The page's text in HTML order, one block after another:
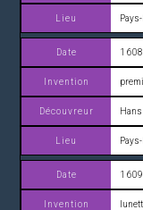
1 608
1 609